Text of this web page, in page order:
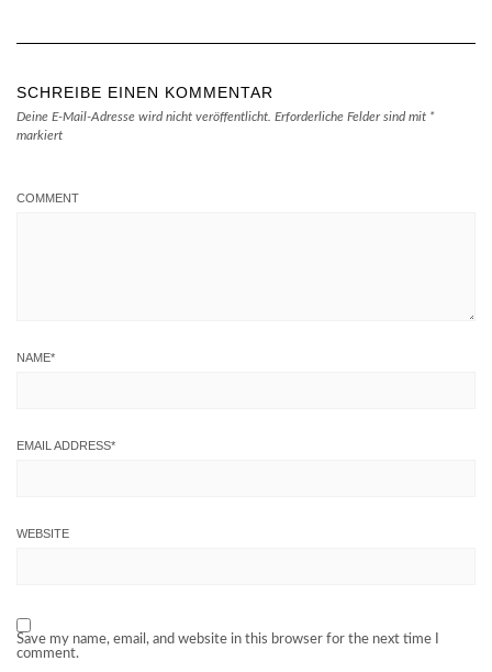
SCHREIBE EINEN KOMMENTAR
Deine E-Mail-Adresse wird nicht veröffentlicht. Erforderliche Felder sind mit *
markiert
COMMENT
NAME*
EMAIL ADDRESS*
WEBSITE
Save my name, email, and website in this browser for the next time I
comment.